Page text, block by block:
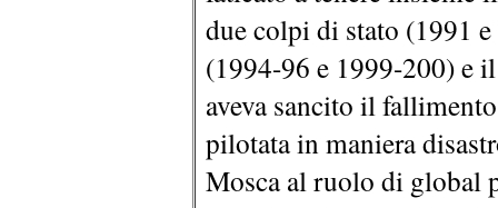
due colpi di stato (1991
(1994-96 e 1999-200) e
aveva sancito il
pilotata in maniera
Mosca al ruolo di global